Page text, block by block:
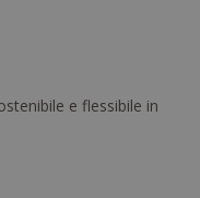
e flessibile in